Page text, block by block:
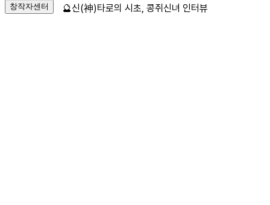
창작자센터 🔮신(神)타로의 시초, 콩쥐신녀 인터뷰